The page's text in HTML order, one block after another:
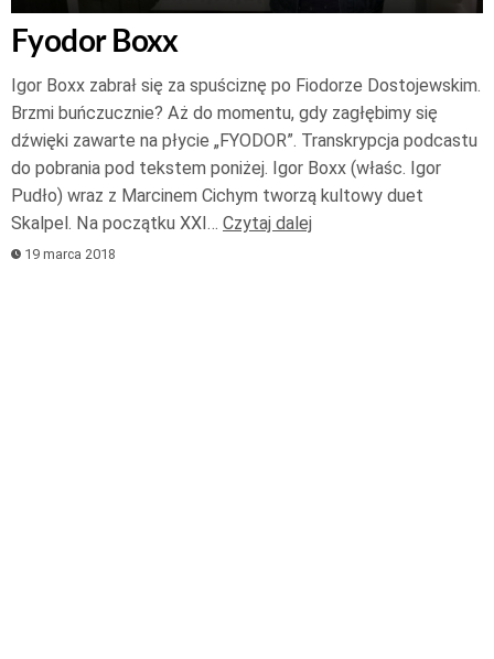
Fyodor Boxx
Igor Boxx zabrał się za spuściznę po Fiodorze Dostojewskim.
Brzmi buńczucznie? Aż do momentu, gdy zagłębimy się
dźwięki zawarte na płycie „FYODOR”. Transkrypcja podcastu
do pobrania pod tekstem poniżej. Igor Boxx (właśc. Igor
Pudło) wraz z Marcinem Cichym tworzą kultowy duet
Skalpel. Na początku XXI… Czytaj dalej
19 marca 2018